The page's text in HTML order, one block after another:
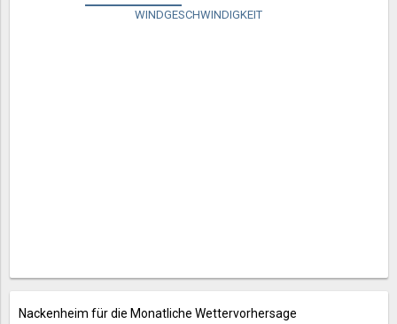
WINDGESCHWINDIGKEIT
Nackenheim für die Monatliche Wettervorhersage